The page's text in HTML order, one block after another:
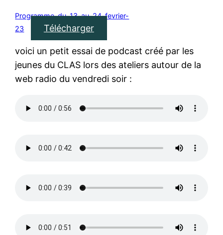
Programme-du-13-au-24-fevrier-
23
Télécharger
voici un petit essai de podcast créé par les
jeunes du CLAS lors des ateliers autour de la
web radio du vendredi soir :